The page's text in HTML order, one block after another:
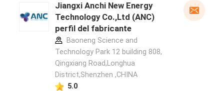
Jiangxi Anchi New Energy
Technology Co.,Ltd (ANC)
perfil del fabricante
Baoneng Science and
Technology Park 12 building 808,
Qingxiang Road,Longhua
District,Shenzhen ,CHINA
5.0